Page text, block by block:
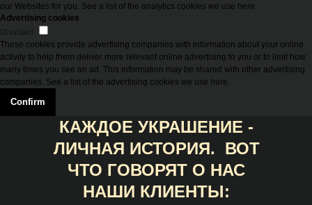
our Websites for you. See a list of the analytics cookies we use here.
Advertising cookies
Disabled
These cookies provide advertising companies with information about your online
activity to help them deliver more relevant online advertising to you or to limit how
many times you see an ad. This information may be shared with other advertising
companies. See a list of the advertising cookies we use here.
Confirm
КАЖДОЕ УКРАШЕНИЕ -
ЛИЧНАЯ ИСТОРИЯ. ВОТ
ЧТО ГОВОРЯТ О НАС
НАШИ КЛИЕНТЫ: